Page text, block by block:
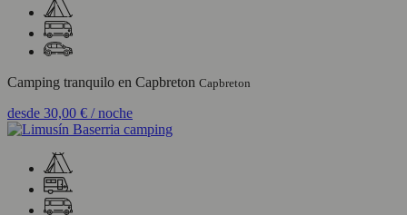
Camping tranquilo en Capbreton Capbreton
desde 30,00 € / noche